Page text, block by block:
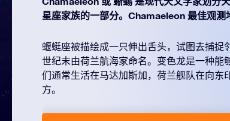
星座家族的一部分。Chamaeleon 最佳观测
蝘蜓座被描绘成一只伸出舌头，试图去捕捉
世纪末由荷兰航海家命名。变色龙是一种能
们通常生活在马达加斯加，荷兰舰队在向东
方。